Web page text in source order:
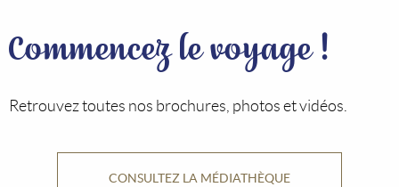
Commencez le voyage !
Retrouvez toutes nos brochures, photos et vidéos.
CONSULTEZ LA MÉDIATHÈQUE